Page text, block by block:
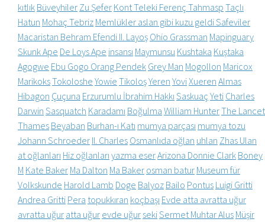
kıtlık Büveyhiler Zu Şefer Kont Teleki Ferenç Tahmasp Taçlı
Hatun Mohaç Tebriz Memlükler aslan gibi kuzu geldi Safeviler
Macaristan Behram Efendi II. Layoş Ohio Grassman Mapinguary
Skunk Ape De Loys Ape insansı Maymunsu Kushtaka Kuştaka
Agogwe Ebu Gogo Orang Pendek Grey Man Mogollon Maricox
MarikoksTokoloshe Yowie TikoloşYeren YoviXueren Almas
Hibagon Çuçuna Erzurumlu İbrahim Hakkı Saskuaç Yeti Charles
Darwin Sasquatch Karadamı Boğulma William HunterThe Lancet
Thames Beyaban Burhan-ı Katı mumya parçası mumya tozu
Johann Schroeder II. Charles Osmanlıda oğlan uhlan Zhas Ulan
at oğlanları Hiz oğlanları yazma eserArizona Donnie Clark Boney
M Kate Baker Ma Dalton Ma Baker osman batur Museum für
Volkskunde Harold Lamb Doge Balyoz Bailo Pontus Luigi Gritti
Andrea Gritti Pera topukkıran koçbaşı Evde atta avratta uğur
avratta uğur atta uğur evde uğur sekiSermet Muhtar Alus Müşir